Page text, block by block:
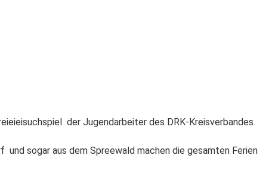
der Jugendarbeiter des DRK-Kreisverbandes.
und sogar aus dem Spreewald machen die gesamten Ferien